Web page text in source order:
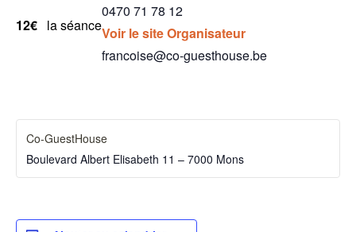
12€ la séance
0470 71 78 12
Voir le site Organisateur
francoise@co-guesthouse.be
Co-GuestHouse
Boulevard Albert Elisabeth 11 – 7000 Mons